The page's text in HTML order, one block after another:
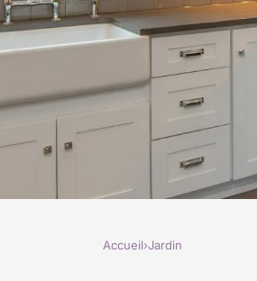
Accueil›Jardin